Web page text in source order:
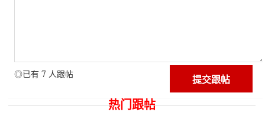
◎已有 7 人跟帖
热门跟帖